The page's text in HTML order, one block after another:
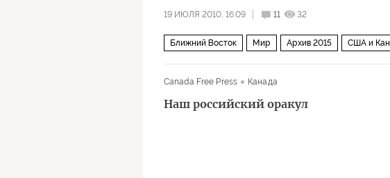
19 ИЮЛЯ 2010, 16:09 11 32
Ближний Восток Мир Архив 2015 США и
Canada Free Press Канада
Наш российский оракул